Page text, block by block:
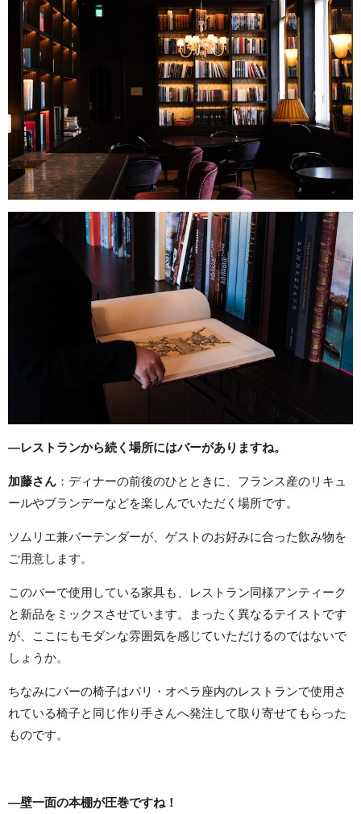
―レストランから続く場所にはバーがありますね。
加藤さん ：ディナーの前後のひとときに、フランス産のリキュ
ールやブランデーなどを楽しんでいただく場所です。
ソムリエ兼バーテンダーが、ゲストのお好みに合った飲み物を
ご用意します。
このバーで使用している家具も、レストラン同様アンティーク
と新品をミックスさせています。まったく異なるテイストです
が、ここにもモダンな雰囲気を感じていただけるのではないで
しょうか。
ちなみにバーの椅子はパリ・オペラ座内のレストランで使用さ
れている椅子と同じ作り手さんへ発注して取り寄せてもらった
ものです。
―壁一面の本棚が圧巻ですね！